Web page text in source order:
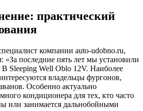
практический
компании auto-udobno.ru,
«За последние пять лет мы установили
B Sleeping Well Oblo 12V. Наиболее
владельцы фургонов,
Особенно актуально
кондиционера для тех, кто часто
или занимается дальнобойными